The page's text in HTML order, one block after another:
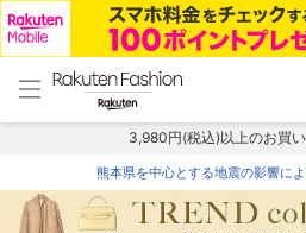
menu home
トップ
3,980円(税込)以上のお買
熊本県を中心とする地震の影響に